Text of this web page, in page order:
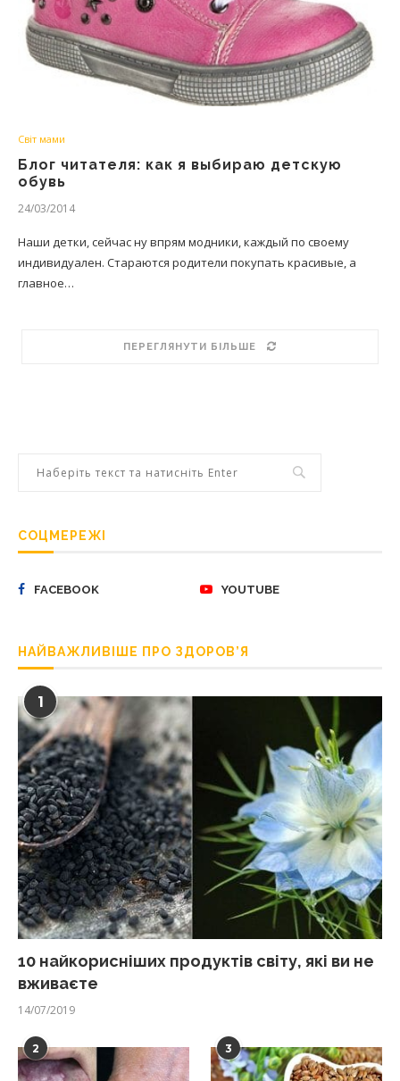
Світ мами
Блог читателя: как я выбираю детскую
обувь
24/03/2014
Наши детки, сейчас ну впрям модники, каждый по своему
индивидуален. Стараются родители покупать красивые, а
главное…
ПЕРЕГЛЯНУТИ БІЛЬШЕ
СОЦМЕРЕЖІ
FACEBOOK YOUTUBE
НАЙВАЖЛИВІШЕ ПРО ЗДОРОВ’Я
1
10 найкорисніших продуктів світу, які ви не
вживаєте
14/07/2019
2 3